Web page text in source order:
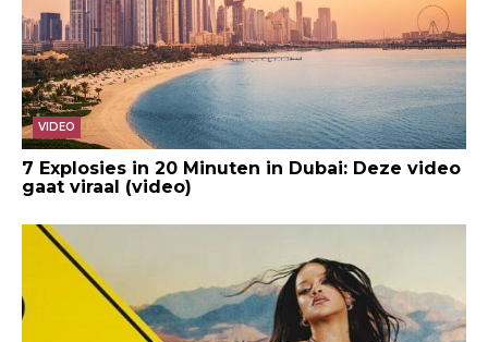
VIDEO
7 Explosies in 20 Minuten in Dubai: Deze video
gaat viraal (video)